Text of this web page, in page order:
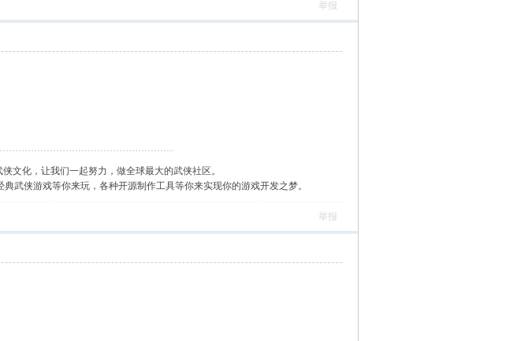
举报
文化，让我们一起努力，做全球最大的武侠社区。
武侠游戏等你来玩，各种开源制作工具等你来实现你的游戏开发之梦。
举报